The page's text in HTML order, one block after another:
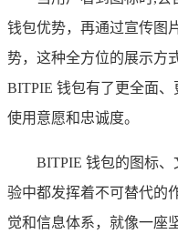
钱包优势，再通过宣传图
势，这种全方位的展示方
BITPIE 钱包有了更全面
使用意愿和忠诚度。
BITPIE 钱包的图标
验中都发挥着不可替代的
觉和信息体系，就像一座